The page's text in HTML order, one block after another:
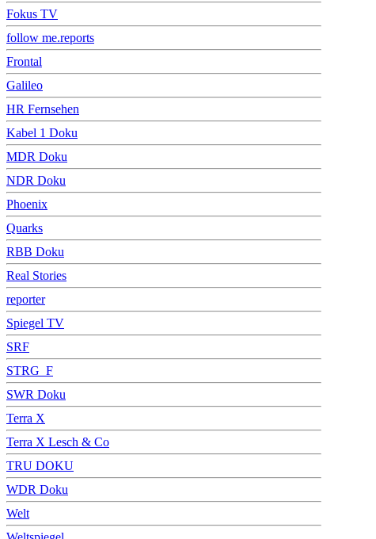
Fokus TV
follow me.reports
Frontal
Galileo
HR Fernsehen
Kabel 1 Doku
MDR Doku
NDR Doku
Phoenix
Quarks
RBB Doku
Real Stories
reporter
Spiegel TV
SRF
STRG_F
SWR Doku
Terra X
Terra X Lesch & Co
TRU DOKU
WDR Doku
Welt